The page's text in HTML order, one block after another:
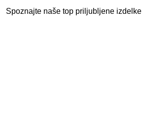
Spoznajte naše top priljubljene izdelke